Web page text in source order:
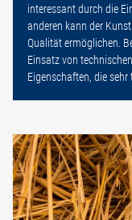
interessant durch die
anderen kann der
Qualität ermöglichen.
Einsatz von
Eigenschaften, die sehr